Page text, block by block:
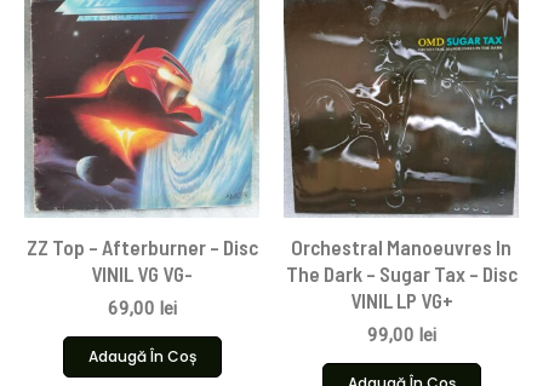
ZZ Top – Afterburner – Disc
VINIL VG VG-
69,00 lei
Adaugă În Coș
Orchestral Manoeuvres In
The Dark – Sugar Tax – Disc
VINIL LP VG+
99,00 lei